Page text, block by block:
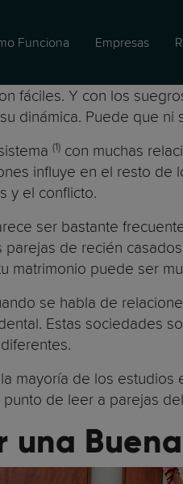
Funciona Empresas
fáciles. Y con los
dinámica. Puede que
(1) con muchas
influye en el resto
y el conflicto.
ser bastante
de recién
matrimonio puede ser
se habla de
Estas sociedades
mayoría de los
de leer a parejas
una